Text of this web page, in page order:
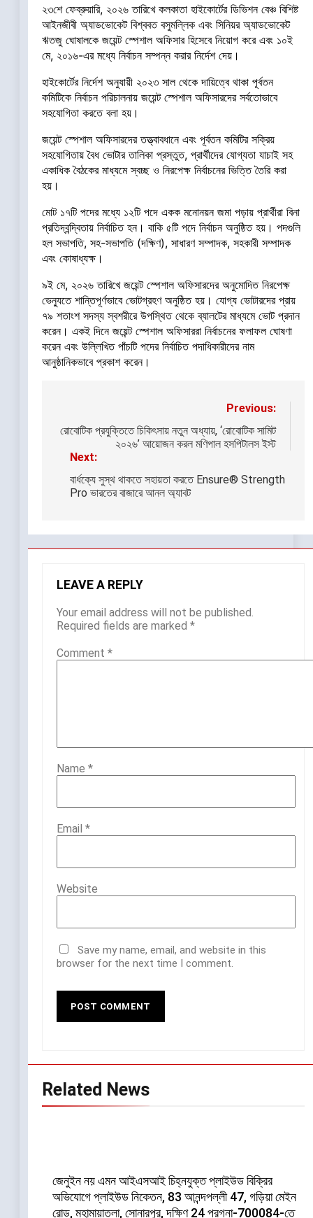
২৩শে ফেব্রুয়ারি, ২০২৬ তারিখে কলকাতা হাইকোর্টের ডিভিশন বেঞ্চ বিশিষ্ট
আইনজীবী অ্যাডভোকেট বিশ্ববত বসুমল্লিক এবং সিনিয়র অ্যাডভোকেট
ঋতজু ঘোষালকে জয়েন্ট স্পেশাল অফিসার হিসেবে নিয়োগ করে এবং ১০ই
মে, ২০১৬-এর মধ্যে নির্বাচন সম্পন্ন করার নির্দেশ দেয়।
হাইকোর্টের নির্দেশ অনুযায়ী ২০২৩ সাল থেকে দায়িত্বে থাকা পূর্বতন
কমিটিকে নির্বাচন পরিচালনায় জয়েন্ট স্পেশাল অফিসারদের সর্বতোভাবে
সহযোগিতা করতে বলা হয়।
জয়েন্ট স্পেশাল অফিসারদের তত্ত্বাবধানে এবং পূর্বতন কমিটির সক্রিয়
সহযোগিতায় বৈধ ভোটার তালিকা প্রস্তুত, প্রার্থীদের যোগ্যতা যাচাই সহ
একাধিক বৈঠকের মাধ্যমে স্বচ্ছ ও নিরপেক্ষ নির্বাচনের ভিত্তি তৈরি করা
হয়।
মোট ১৭টি পদের মধ্যে ১২টি পদে একক মনোনয়ন জমা পড়ায় প্রার্থীরা বিনা
প্রতিদ্বন্দ্বিতায় নির্বাচিত হন। বাকি ৫টি পদে নির্বাচন অনুষ্ঠিত হয়। পদগুলি
হল সভাপতি, সহ-সভাপতি (দক্ষিণ), সাধারণ সম্পাদক, সহকারী সম্পাদক
এবং কোষাধ্যক্ষ।
৯ই মে, ২০২৬ তারিখে জয়েন্ট স্পেশাল অফিসারদের অনুমোদিত নিরপেক্ষ
ভেন্যুতে শান্তিপূর্ণভাবে ভোটগ্রহণ অনুষ্ঠিত হয়। যোগ্য ভোটারদের প্রায়
৭৯ শতাংশ সদস্য স্বশরীরে উপস্থিত থেকে ব্যালটের মাধ্যমে ভোট প্রদান
করেন। একই দিনে জয়েন্ট স্পেশাল অফিসাররা নির্বাচনের ফলাফল ঘোষণা
করেন এবং উল্লিখিত পাঁচটি পদের নির্বাচিত পদাধিকারীদের নাম
আনুষ্ঠানিকভাবে প্রকাশ করেন।
navigation
Previous:
রোবোটিক প্রযুক্তিতে চিকিৎসায় নতুন অধ্যায়, ‘রোবোটিক সামিট
২০২৬’ আয়োজন করল মণিপাল হসপিটালস ইস্ট
Next:
বার্ধক্যে সুস্থ থাকতে সহায়তা করতে Ensure® Strength
Pro ভারতের বাজারে আনল অ্যাবট
LEAVE A REPLY
Your email address will not be published.
Required fields are marked *
Comment *
Name *
Email *
Website
Save my name, email, and website in this
browser for the next time I comment.
Related News
জেনুইন নয় এমন আইএসআই চিহ্নযুক্ত প্লাইউড বিক্রির
অভিযোগে প্লাইউড নিকেতন, 83 আনন্দপল্লী 47, গড়িয়া মেইন
রোড, মহামায়াতলা, সোনারপুর, দক্ষিণ 24 পরগনা-700084-তে